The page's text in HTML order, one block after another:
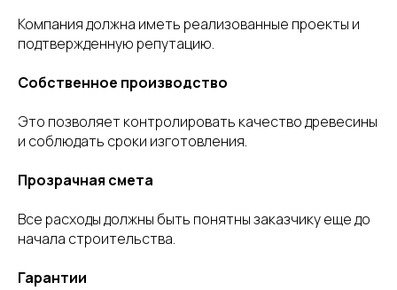
Компания должна иметь реализованные проекты и
подтвержденную репутацию.
Собственное производство
Это позволяет контролировать качество древесины
и соблюдать сроки изготовления.
Прозрачная смета
Все расходы должны быть понятны заказчику еще до
начала строительства.
Гарантии